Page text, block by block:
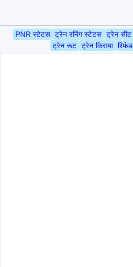
PNR स्टेटस ट्रेन रनिंग स्टेटस ट्रेन सीट
ट्रेन रूट ट्रेन किराया रिफंड